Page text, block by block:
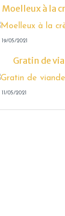
Moelleux à la
19/05/2021
Gratin de
11/05/2021